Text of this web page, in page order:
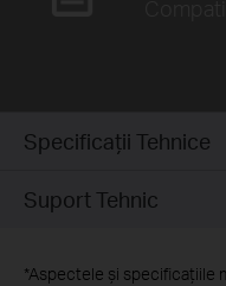
Specificaţii Tehnice
Suport Tehnic
*Aspectele și specificațiile